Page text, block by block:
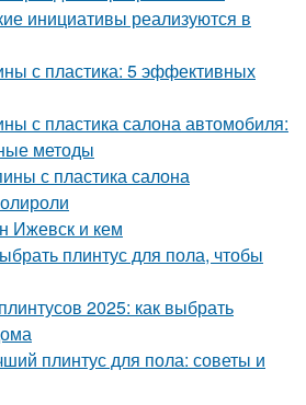
инициативы реализуются в
с пластика: 5 эффективных
с пластика салона автомобиля:
методы
с пластика салона
Ижевск и кем
плинтус для пола, чтобы
2025: как выбрать
плинтус для пола: советы и